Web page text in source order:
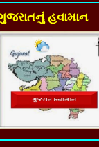
હવામાન